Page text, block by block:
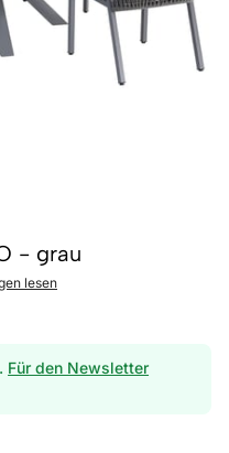
- grau
lesen
Für den Newsletter